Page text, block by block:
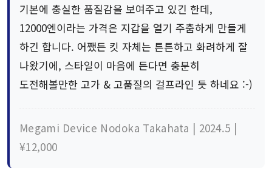
기본에 충실한 품질감을 보여주고 있긴 한데,
12000엔이라는 가격은 지갑을 열기 주춤하게 만들게
하긴 합니다. 어쨌든 킷 자체는 튼튼하고 화려하게 잘
나왔기에, 스타일이 마음에 든다면 충분히
도전해볼만한 고가 & 고품질의 걸프라인 듯 하네요 :-)
Megami Device Nodoka Takahata | 2024.5 |
¥12,000